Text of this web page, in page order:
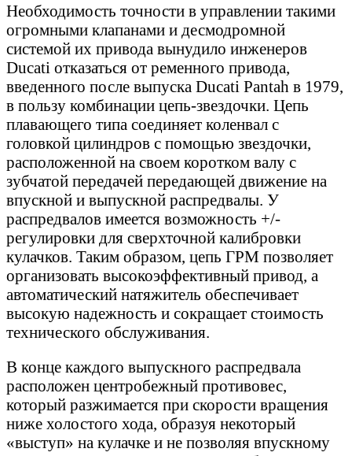
Необходимость точности в управлении такими
огромными клапанами и десмодромной
системой их привода вынудило инженеров
Ducati отказаться от ременного привода,
введенного после выпуска Ducati Pantah в 1979,
в пользу комбинации цепь-звездочки. Цепь
плавающего типа соединяет коленвал с
головкой цилиндров с помощью звездочки,
расположенной на своем коротком валу с
зубчатой передачей передающей движение на
впускной и выпускной распредвалы. У
распредвалов имеется возможность +/-
регулировки для сверхточной калибровки
кулачков. Таким образом, цепь ГРМ позволяет
организовать высокоэффективный привод, а
автоматический натяжитель обеспечивает
высокую надежность и сокращает стоимость
технического обслуживания.
В конце каждого выпускного распредвала
расположен центробежный противовес,
который разжимается при скорости вращения
ниже холостого хода, образуя некоторый
«выступ» на кулачке и не позволяя впускному